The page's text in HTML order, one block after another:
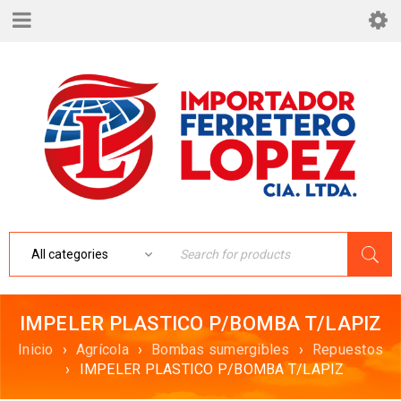
IMPELER PLASTICO P/BOMBA T/LAPIZ
Inicio › Agrícola › Bombas sumergibles ›
Repuestos
›
IMPELER PLASTICO P/BOMBA T/LAPIZ